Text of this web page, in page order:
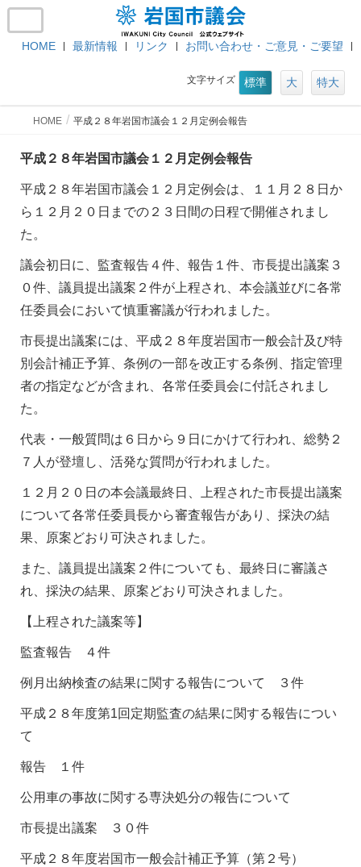
HOME 最新情報 リンク お問い合わせ・ご意見・ご要望
文字サイズ 標準 大 特大
HOME 平成２８年岩国市議会１２月定例会報告
平成２８年岩国市議会１２月定例会報告
平成２８年岩国市議会１２月定例会は、１１月２８日か
ら１２月２０日までの２３日間の日程で開催されまし
た。
議会初日に、監査報告４件、報告１件、市長提出議案３
０件、議員提出議案２件が上程され、本会議並びに各常
任委員会において慎重審議が行われました。
市長提出議案には、平成２８年度岩国市一般会計及び特
別会計補正予算、条例の一部を改正する条例、指定管理
者の指定などが含まれ、各常任委員会に付託されまし
た。
代表・一般質問は６日から９日にかけて行われ、総勢２
７人が登壇し、活発な質問が行われました。
１２月２０日の本会議最終日、上程された市長提出議案
について各常任委員長から審査報告があり、採決の結
果、原案どおり可決されました。
また、議員提出議案２件についても、最終日に審議さ
れ、採決の結果、原案どおり可決されました。
【上程された議案等】
監査報告 ４件
例月出納検査の結果に関する報告について ３件
平成２８年度第1回定期監査の結果に関する報告につい
て
報告 １件
公用車の事故に関する専決処分の報告について
市長提出議案 ３０件
平成２８年度岩国市一般会計補正予算（第２号）